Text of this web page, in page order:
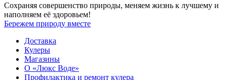
Сохраняя совершенство природы, меняем жизнь к лучшему и
наполняем её здоровьем!
Бережем природу вместе
Доставка
Кулеры
Магазины
О «Люкс Воде»
Профилактика и ремонт кулера